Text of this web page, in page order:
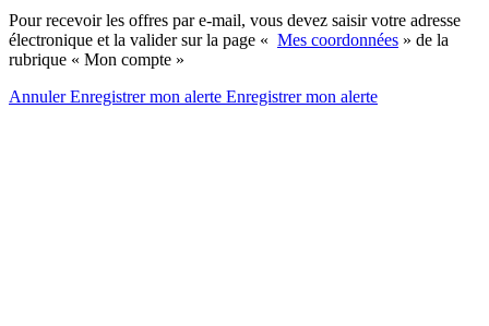
Pour recevoir les offres par e-mail, vous devez saisir votre adresse
électronique et la valider sur la page « Mes coordonnées » de la
rubrique « Mon compte »
AnnulerEnregistrer mon alerte Enregistrermon alerte